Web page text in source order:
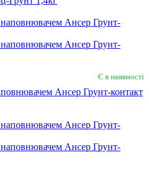
Є в наявності
Грунт 1,4кг
Ансер Грунт-контакт